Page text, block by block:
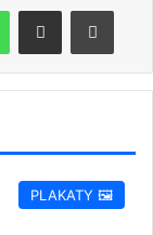
WhatsAppShare via Email Print
PLAKATY 🖼️